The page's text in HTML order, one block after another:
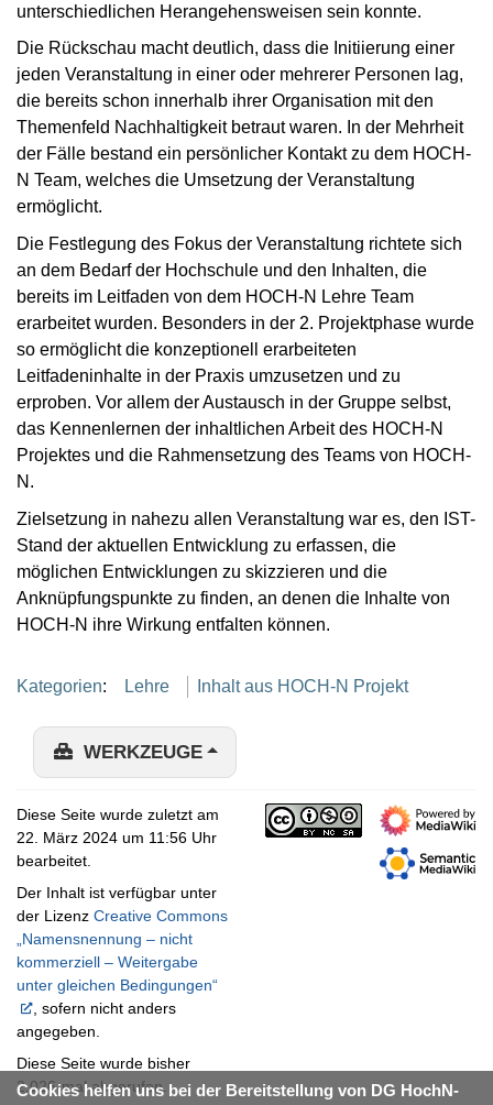
unterschiedlichen Herangehensweisen sein konnte.
Die Rückschau macht deutlich, dass die Initiierung einer
jeden Veranstaltung in einer oder mehrerer Personen lag,
die bereits schon innerhalb ihrer Organisation mit den
Themenfeld Nachhaltigkeit betraut waren. In der Mehrheit
der Fälle bestand ein persönlicher Kontakt zu dem HOCH-
N Team, welches die Umsetzung der Veranstaltung
ermöglicht.
Die Festlegung des Fokus der Veranstaltung richtete sich
an dem Bedarf der Hochschule und den Inhalten, die
bereits im Leitfaden von dem HOCH-N Lehre Team
erarbeitet wurden. Besonders in der 2. Projektphase wurde
so ermöglicht die konzeptionell erarbeiteten
Leitfadeninhalte in der Praxis umzusetzen und zu
erproben. Vor allem der Austausch in der Gruppe selbst,
das Kennenlernen der inhaltlichen Arbeit des HOCH-N
Projektes und die Rahmensetzung des Teams von HOCH-
N.
Zielsetzung in nahezu allen Veranstaltung war es, den IST-
Stand der aktuellen Entwicklung zu erfassen, die
möglichen Entwicklungen zu skizzieren und die
Anknüpfungspunkte zu finden, an denen die Inhalte von
HOCH-N ihre Wirkung entfalten können.
Cookies helfen uns bei der Bereitstellung von DG HochN-
Kategorien: Lehre Inhalt aus HOCH-N Projekt
WERKZEUGE
Diese Seite wurde zuletzt am
22. März 2024 um 11:56 Uhr
bearbeitet.
Der Inhalt ist verfügbar unter
der Lizenz Creative Commons
„Namensnennung – nicht
kommerziell – Weitergabe
unter gleichen Bedingungen“
, sofern nicht anders
angegeben.
Diese Seite wurde bisher
2.026-mal abgerufen.